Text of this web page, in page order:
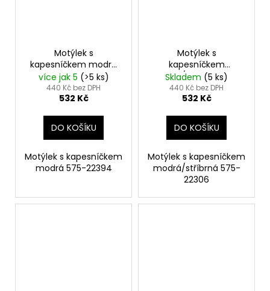
Motýlek s
kapesníčkem modrá
575-22394
více jak 5 (>5 ks)
440 Kč bez DPH
532 Kč
DO KOŠÍKU
Motýlek s kapesníčkem
modrá 575-22394
Motýlek s
kapesníčkem
modrá/stříbrná 575-
22306
Skladem (5 ks)
440 Kč bez DPH
532 Kč
DO KOŠÍKU
Motýlek s kapesníčkem
modrá/stříbrná 575-
22306